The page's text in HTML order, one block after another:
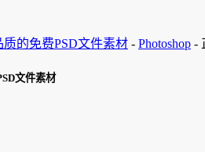
质的免费PSD文件素材 - Photoshop -
文件素材